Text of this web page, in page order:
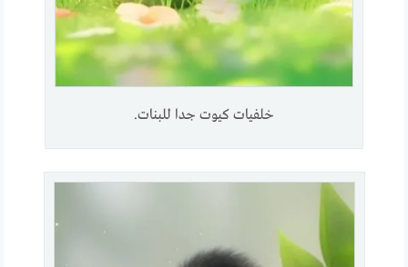
خلفيات كيوت جدا للبنات.